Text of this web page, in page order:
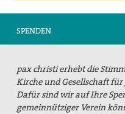
Impressum
Suche
SPENDEN
pax christi erhebt die
Kirche und Gesellschaft
Dafür sind wir auf Ihre
gemeinnütziger Verein